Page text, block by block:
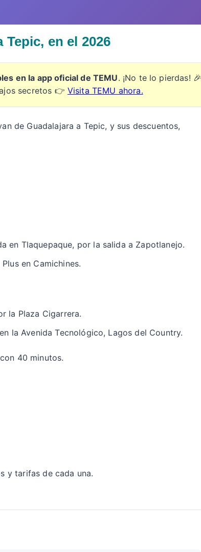
en el 2026
en la app oficial de TEMU. ¡No te lo pierdas! 🎉
secretos 👉 Visita TEMU ahora.
de Guadalajara a Tepic, y sus descuentos,
en Tlaquepaque, por la salida a Zapotlanejo.
en Camichines.
la Plaza Cigarrera.
la Avenida Tecnológico, Lagos del Country.
40 minutos.
y tarifas de cada una.